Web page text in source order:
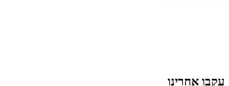
עקבו אחרינו